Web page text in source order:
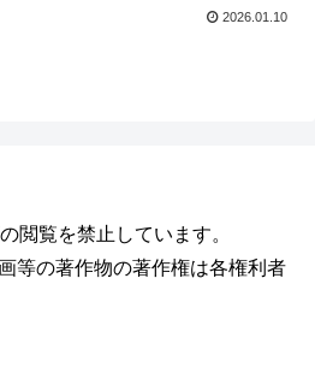
2026.01.10
閲覧を禁止しています。
等の著作物の著作権は各権利者